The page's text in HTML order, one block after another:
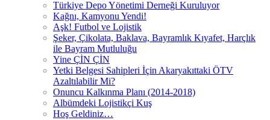
Türkiye Depo Yönetimi Derneği Kuruluyor
Kağnı, Kamyonu Yendi!
Aşk! Futbol ve Lojistik
Şeker, Çikolata, Baklava, Bayramlık Kıyafet, Harçlık
ile Bayram Mutluluğu
Yine ÇİN ÇİN
Yetki Belgesi Sahipleri İçin Akaryakıttaki ÖTV
Azaltılabilir Mi?
Onuncu Kalkınma Planı (2014-2018)
Albümdeki Lojistikçi Kuş
Hoş Geldiniz…